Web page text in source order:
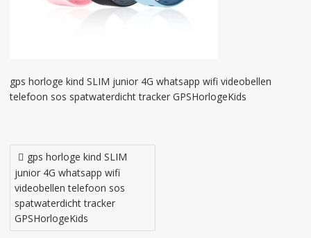
gps horloge kind SLIM junior 4G whatsapp wifi videobellen
telefoon sos spatwaterdicht tracker GPSHorlogeKids
Bericht
navigatie
gps horloge kind SLIM
junior 4G whatsapp wifi
videobellen telefoon sos
spatwaterdicht tracker
GPSHorlogeKids